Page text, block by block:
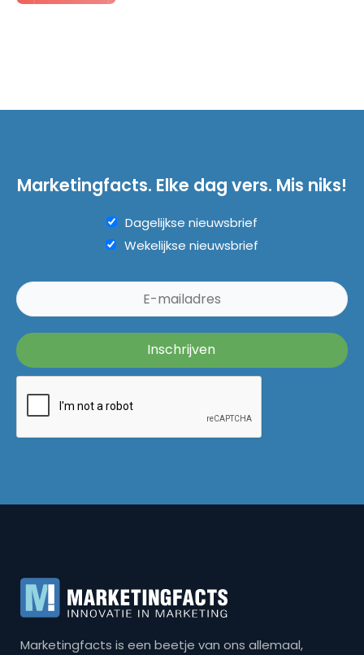
Marketingfacts. Elke dag vers. Mis niks!
Dagelijkse nieuwsbrief
Wekelijkse nieuwsbrief
Marketingfacts is een beetje van ons allemaal,